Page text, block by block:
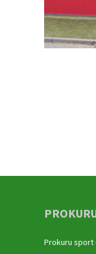
Prokuru sport